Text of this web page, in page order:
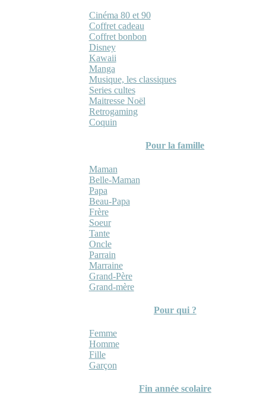
Cinéma 80 et 90
Coffret cadeau
Coffret bonbon
Disney
Kawaii
Manga
Musique, les classiques
Series cultes
Maitresse Noël
Retrogaming
Coquin
Pour la famille
Maman
Belle-Maman
Papa
Beau-Papa
Frère
Soeur
Tante
Oncle
Parrain
Marraine
Grand-Père
Grand-mère
Pour qui ?
Femme
Homme
Fille
Garçon
Fin année scolaire